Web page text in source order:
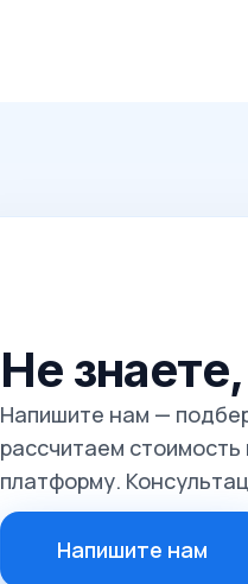
Не
Напишите нам —
рассчитаем
платформу.
Напишите нам